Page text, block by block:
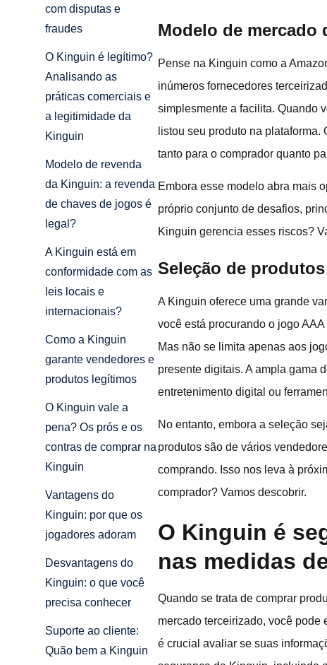
com disputas e
fraudes
O Kinguin é legítimo?
Analisando as
práticas comerciais e
a legitimidade da
Kinguin
Modelo de revenda
da Kinguin: a revenda
de chaves de jogos é
legal?
A Kinguin está em
conformidade com as
leis locais e
internacionais?
Como a Kinguin
garante vendedores e
produtos legítimos
O Kinguin vale a
pena? Os prós e os
contras de comprar na
Kinguin
Vantagens do
Kinguin: por que os
jogadores adoram
Desvantagens do
Kinguin: o que você
precisa conhecer
Suporte ao cliente:
Quão bem a Kinguin
Modelo de
Pense na Kinguin como a
inúmeros fornecedores
simplesmente a facilita. Quando
listou seu produto na
tanto para o comprador quanto
Embora esse modelo abra mais
próprio conjunto de desafios,
Kinguin gerencia esses riscos?
Seleção de
A Kinguin oferece uma grande
você está procurando o jogo
Mas não se limita apenas aos
presente digitais. A ampla gama
entretenimento digital ou
No entanto, embora a seleção
produtos são de vários
comprando. Isso nos leva à
comprador? Vamos descobrir.
O Kinguin é
nas medidas
Quando se trata de comprar
mercado terceirizado, você pode
é crucial avaliar se suas